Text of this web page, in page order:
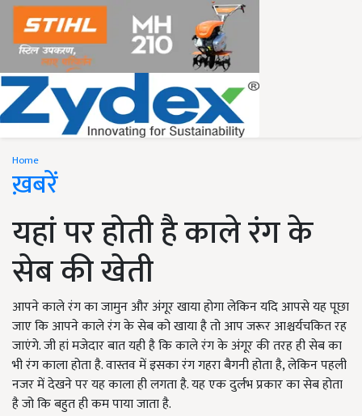
Home
ख़बरें
यहां पर होती है काले रंग के
सेब की खेती
आपने काले रंग का जामुन और अंगूर खाया होगा लेकिन यदि आपसे यह पूछा
जाए कि आपने काले रंग के सेब को खाया है तो आप जरूर आश्चर्यचकित रह
जाएंगे. जी हां मजेदार बात यही है कि काले रंग के अंगूर की तरह ही सेब का
भी रंग काला होता है. वास्तव में इसका रंग गहरा बैगनी होता है, लेकिन पहली
नजर में देखने पर यह काला ही लगता है. यह एक दुर्लभ प्रकार का सेब होता
है जो कि बहुत ही कम पाया जाता है.